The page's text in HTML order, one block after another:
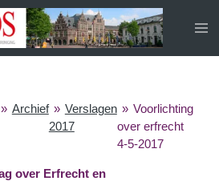
» Archief » Verslagen
2017
» Voorlichting
over erfrecht
4-5-2017
over Erfrecht en